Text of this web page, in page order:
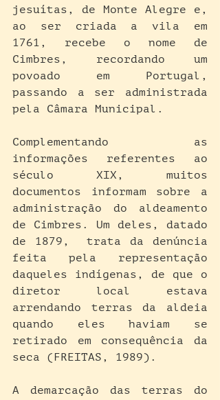
jesuítas, de Monte Alegre e,
ao ser criada a vila em
1761, recebe o nome de
Cimbres, recordando um
povoado em Portugal,
passando a ser administrada
pela Câmara Municipal.
Complementando as
informações referentes ao
século XIX, muitos
documentos informam sobre a
administração do aldeamento
de Cimbres. Um deles, datado
de 1879,  trata da denúncia
feita pela representação
daqueles indígenas, de que o
diretor local estava
arrendando terras da aldeia
quando eles haviam se
retirado em consequência da
seca (FREITAS, 1989).
A demarcação das terras do